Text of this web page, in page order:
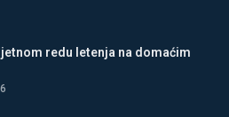
redu letenja na domaćim